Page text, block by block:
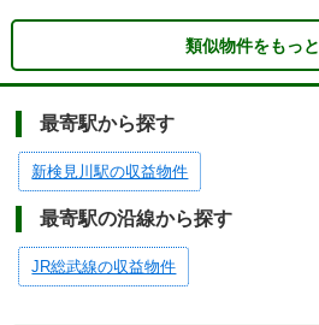
類似物件をもっ
最寄駅から探す
新検見川駅の収益物件
最寄駅の沿線から探す
JR総武線の収益物件